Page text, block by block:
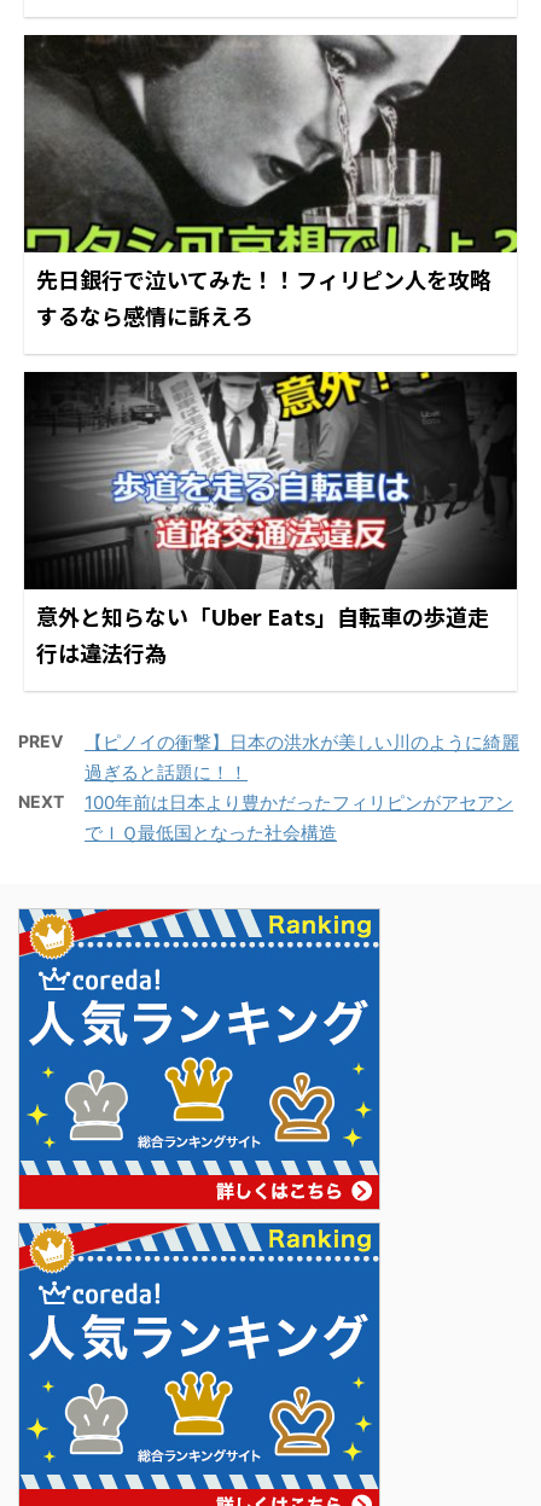
先日銀行で泣いてみた！！フィリピン人を攻略
するなら感情に訴えろ
意外と知らない「Uber Eats」自転車の歩道走
行は違法行為
PREV
【ピノイの衝撃】日本の洪水が美しい川のように綺麗
過ぎると話題に！！
NEXT
100年前は日本より豊かだったフィリピンがアセアン
でＩＱ最低国となった社会構造